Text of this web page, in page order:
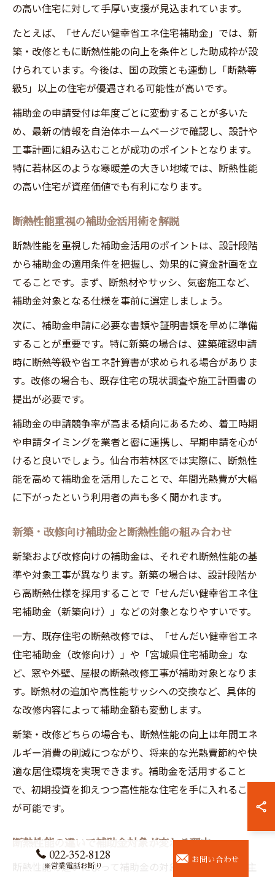
の高い住宅に対して手厚い支援が見込まれています。
たとえば、「せんだい健幸省エネ住宅補助金」では、新
築・改修ともに断熱性能の向上を条件とした助成枠が設
けられています。今後は、国の政策とも連動し「断熱等
級5」以上の住宅が優遇される可能性が高いです。
補助金の申請受付は年度ごとに変動することが多いた
め、最新の情報を自治体ホームページで確認し、設計や
工事計画に組み込むことが成功のポイントとなります。
特に若林区のような寒暖差の大きい地域では、断熱性能
の高い住宅が資産価値でも有利になります。
断熱性能重視の補助金活用術を解説
断熱性能を重視した補助金活用のポイントは、設計段階
から補助金の適用条件を把握し、効果的に資金計画を立
てることです。まず、断熱材やサッシ、気密施工など、
補助金対象となる仕様を事前に選定しましょう。
次に、補助金申請に必要な書類や証明書類を早めに準備
することが重要です。特に新築の場合は、建築確認申請
時に断熱等級や省エネ計算書が求められる場合がありま
す。改修の場合も、既存住宅の現状調査や施工計画書の
提出が必要です。
補助金の申請競争率が高まる傾向にあるため、着工時期
や申請タイミングを業者と密に連携し、早期申請を心が
けると良いでしょう。仙台市若林区では実際に、断熱性
能を高めて補助金を活用したことで、年間光熱費が大幅
に下がったという利用者の声も多く聞かれます。
新築・改修向け補助金と断熱性能の組み合わせ
新築および改修向けの補助金は、それぞれ断熱性能の基
準や対象工事が異なります。新築の場合は、設計段階か
ら高断熱仕様を採用することで「せんだい健幸省エネ住
宅補助金（新築向け）」などの対象となりやすいです。
一方、既存住宅の断熱改修では、「せんだい健幸省エネ
住宅補助金（改修向け）」や「宮城県住宅補助金」な
ど、窓や外壁、屋根の断熱改修工事が補助対象となりま
す。断熱材の追加や高性能サッシへの交換など、具体的
な改修内容によって補助金額も変動します。
新築・改修どちらの場合も、断熱性能の向上は年間エネ
ルギー消費の削減につながり、将来的な光熱費節約や快
適な居住環境を実現できます。補助金を活用すること
で、初期投資を抑えつつ高性能な住宅を手に入れること
が可能です。
断熱性能の違いで補助金対象が変わる理由
断熱性能の違いによって補助金の対象や金額が変わる主
022-352-8128
※営業電話お断り
お問い合わせ